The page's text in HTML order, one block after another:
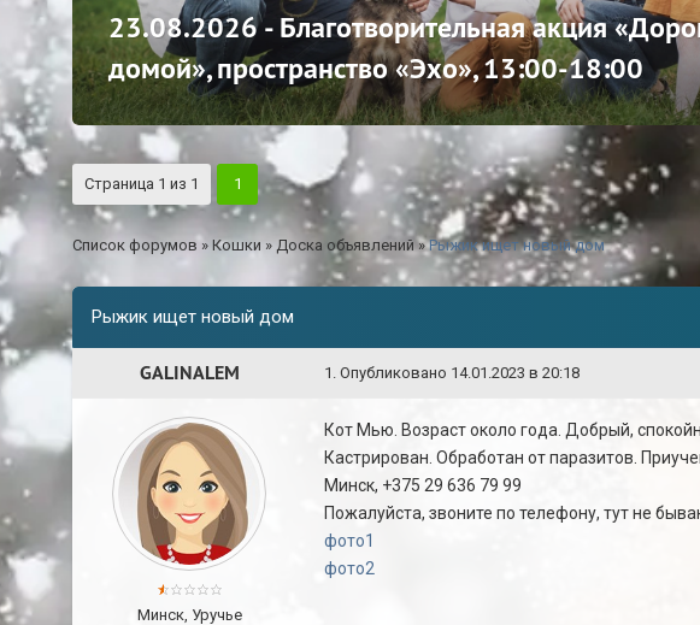
23.08.2026 - Благотворительная акция
домой», пространство «Эхо», 13:00-18:00
Страница 1 из 1 1
Список форумов » Кошки » Доска объявлений » Рыжик ищет новый дом
Рыжик ищет новый дом
GALINALEM 1 . Опубликовано 14.01.2023 в 20:18
Минск, Уручье
Кот Мью. Возраст около года. Добрый,
Кастрирован. Обработан от паразитов.
Минск, +375 29 636 79 99
Пожалуйста, звоните по телефону, тут не
фото1
фото2